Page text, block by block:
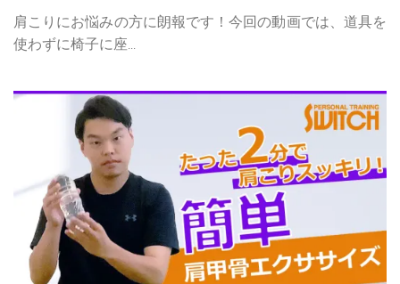
肩こりにお悩みの方に朗報です！今回の動画では、道具を
使わずに椅子に座...